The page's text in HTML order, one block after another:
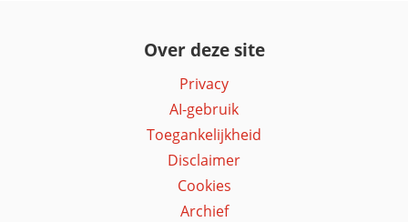
Over deze site
Privacy
AI-gebruik
Toegankelijkheid
Disclaimer
Cookies
Archief